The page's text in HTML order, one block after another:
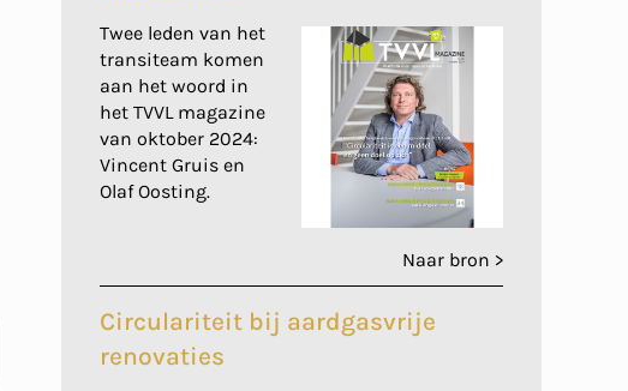
Twee leden van het
transiteam komen
aan het woord in
het TVVL magazine
van oktober 2024:
Vincent Gruis en
Olaf Oosting.
Naar bron >
Circulariteit bij aardgasvrije
renovaties